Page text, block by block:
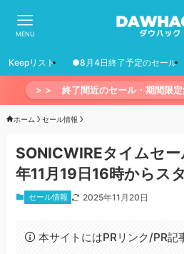
MENU
Keepリスト ●8月4日終了予定のセール
＞＞ 終了間近のセール・期間限
ホーム セール情報
SONICWIREタイムセ
年11月19日16時からス
セール情報 2025年11月20日
本サイトにはPRリンク/PR記